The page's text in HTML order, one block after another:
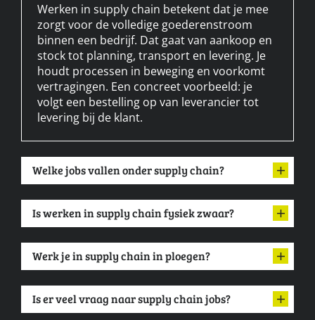
Werken in supply chain betekent dat je mee
zorgt voor de volledige goederenstroom
binnen een bedrijf. Dat gaat van aankoop en
stock tot planning, transport en levering. Je
houdt processen in beweging en voorkomt
vertragingen. Een concreet voorbeeld: je
volgt een bestelling op van leverancier tot
levering bij de klant.
Welke jobs vallen onder supply chain?
Is werken in supply chain fysiek zwaar?
Werk je in supply chain in ploegen?
Is er veel vraag naar supply chain jobs?